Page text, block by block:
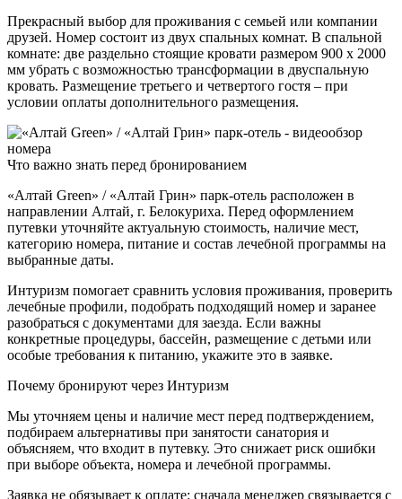
Прекрасный выбор для проживания с семьей или компании
друзей. Номер состоит из двух спальных комнат. В спальной
комнате: две раздельно стоящие кровати размером 900 х 2000
мм убрать с возможностью трансформации в двуспальную
кровать. Размещение третьего и четвертого гостя – при
условии оплаты дополнительного размещения.
Что важно знать перед бронированием
«Алтай Green» / «Алтай Грин» парк-отель расположен в
направлении Алтай, г. Белокуриха. Перед оформлением
путевки уточняйте актуальную стоимость, наличие мест,
категорию номера, питание и состав лечебной программы на
выбранные даты.
Интуризм помогает сравнить условия проживания, проверить
лечебные профили, подобрать подходящий номер и заранее
разобраться с документами для заезда. Если важны
конкретные процедуры, бассейн, размещение с детьми или
особые требования к питанию, укажите это в заявке.
Почему бронируют через Интуризм
Мы уточняем цены и наличие мест перед подтверждением,
подбираем альтернативы при занятости санатория и
объясняем, что входит в путевку. Это снижает риск ошибки
при выборе объекта, номера и лечебной программы.
Заявка не обязывает к оплате: сначала менеджер связывается с